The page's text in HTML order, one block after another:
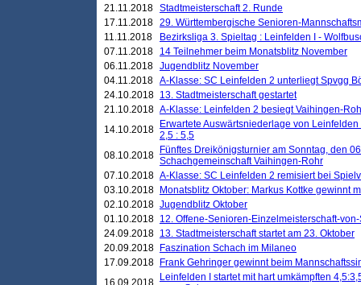
21.11.2018 Stadtmeisterschaft 2. Runde
17.11.2018 29. Württembergische Senioren-
11.11.2018
Bezirksliga 3. Spieltag : Leinfelden I -
07.11.2018
14 Teilnehmer beim Monatsblitz November
06.11.2018 Jugendblitz November
04.11.2018 A-Klasse: SC Leinfelden 2 unterliegt Spvgg
24.10.2018 13. Stadtmeisterschaft gestartet
21.10.2018 A-Klasse: Leinfelden 2 besiegt Vaihingen-
14.10.2018
Erwartete Auswärtsniederlage von
2,5 : 5,5
08.10.2018
Fünftes Dreikönigsturnier am Sonntag, den
Schachgemeinschaft Vaihingen-Rohr
07.10.2018 A-Klasse: SC Leinfelden 2 remisiert bei
03.10.2018
Monatsblitz Oktober: Markus Kottke gewinnt
02.10.2018 Jugendblitz Oktober
01.10.2018 12. Offene-Senioren-Einzelmeisterschaft-
24.09.2018 13. Stadtmeisterschaft startet am 23. Oktober
20.09.2018
Faszination Schach im Milaneo
17.09.2018
Frank Gehringer gewinnt beim
16.09.2018
Leinfelden I startet mit hart umkämpften